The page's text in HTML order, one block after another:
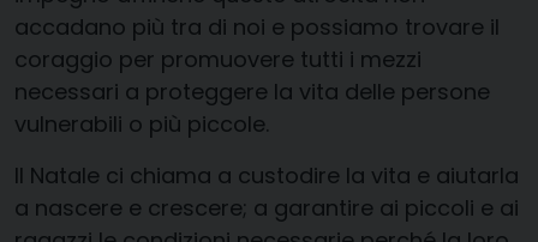
accadano più tra di noi e possiamo trovare il
coraggio per promuovere tutti i mezzi
necessari a proteggere la vita delle persone
vulnerabili o più piccole.
Il Natale ci chiama a custodire la vita e aiutarla
a nascere e crescere; a garantire ai piccoli e ai